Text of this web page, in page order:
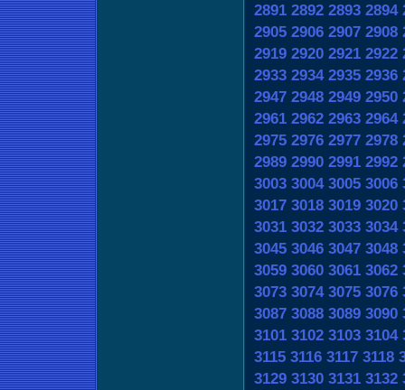
2891 2892 2893 2894
2905 2906 2907 2908
2919 2920 2921 2922
2933 2934 2935 2936
2947 2948 2949 2950
2961 2962 2963 2964
2975 2976 2977 2978
2989 2990 2991 2992
3003 3004 3005 3006
3017 3018 3019 3020
3031 3032 3033 3034
3045 3046 3047 3048
3059 3060 3061 3062
3073 3074 3075 3076
3087 3088 3089 3090
3101 3102 3103 3104
3115 3116 3117 3118
3129 3130 3131 3132